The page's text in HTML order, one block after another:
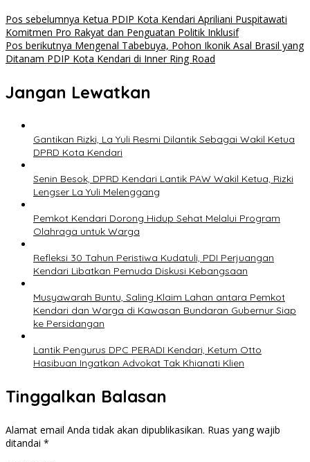
Pos sebelumnya Ketua PDIP Kota Kendari Apriliani Puspitawati
Komitmen Pro Rakyat dan Penguatan Politik Inklusif
Pos berikutnya Mengenal Tabebuya, Pohon Ikonik Asal Brasil yang
Ditanam PDIP Kota Kendari di Inner Ring Road
Jangan Lewatkan
Gantikan Rizki, La Yuli Resmi Dilantik Sebagai Wakil Ketua
DPRD Kota Kendari
Senin Besok, DPRD Kendari Lantik PAW Wakil Ketua, Rizki
Lengser La Yuli Melenggang
Pemkot Kendari Dorong Hidup Sehat Melalui Program
Olahraga untuk Warga
Refleksi 30 Tahun Peristiwa Kudatuli, PDI Perjuangan
Kendari Libatkan Pemuda Diskusi Kebangsaan
Musyawarah Buntu, Saling Klaim Lahan antara Pemkot
Kendari dan Warga di Kawasan Bundaran Gubernur Siap
ke Persidangan
Lantik Pengurus DPC PERADI Kendari, Ketum Otto
Hasibuan Ingatkan Advokat Tak Khianati Klien
Tinggalkan Balasan
Alamat email Anda tidak akan dipublikasikan. Ruas yang wajib
ditandai *